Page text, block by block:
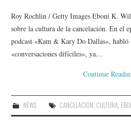
Roy Rochlin / Getty Images Eboni K.
sobre la cultura de la cancelación. En el
podcast «Kam & Kary Do Dallas», habló
«conversaciones difíciles», ya…
Continue
NEWS CANCELACIÓN, CULTURA,